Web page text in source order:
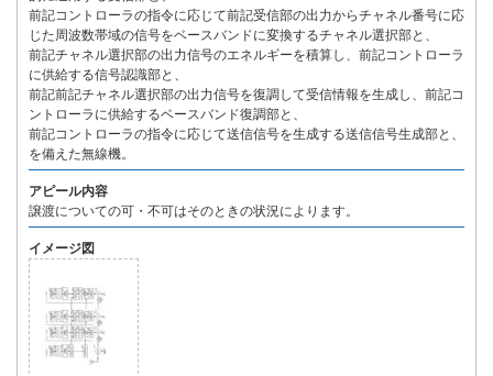
前記コントローラの指令に応じて前記受信部の出力からチャネル番号に応
じた周波数帯域の信号をベースバンドに変換するチャネル選択部と、
前記チャネル選択部の出力信号のエネルギーを積算し、前記コントローラ
に供給する信号認識部と、
前記前記チャネル選択部の出力信号を復調して受信情報を生成し、前記コ
ントローラに供給するベースバンド復調部と、
前記コントローラの指令に応じて送信信号を生成する送信信号生成部と、
を備えた無線機。
アピール内容
譲渡についての可・不可はそのときの状況によります。
イメージ図